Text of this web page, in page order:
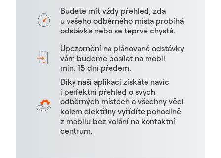
Budete mít vždy přehled, zda
u vašeho odběrného místa probíhá
odstávka nebo se teprve chystá.
Upozornění na plánované odstávky
vám budeme posílat na mobil
min. 15 dní předem.
Díky naší aplikaci získáte navíc
i perfektní přehled o svých
odběrných místech a všechny věci
kolem elektřiny vyřídíte pohodlně
z mobilu bez volání na kontaktní
centrum.